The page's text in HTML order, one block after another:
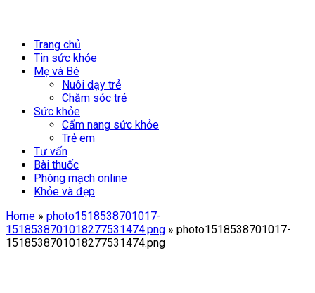
Trang chủ
Tin sức khỏe
Mẹ và Bé
Nuôi dạy trẻ
Chăm sóc trẻ
Sức khỏe
Cẩm nang sức khỏe
Trẻ em
Tư vấn
Bài thuốc
Phòng mạch online
Khỏe và đẹp
Home » photo1518538701017-
1518538701018277531474.png » photo1518538701017-
1518538701018277531474.png